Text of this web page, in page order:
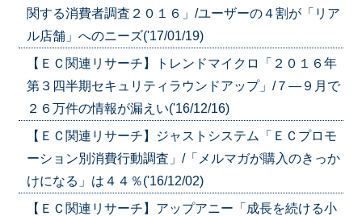
関する消費者調査２０１６」/ユーザーの４割が「リア
ル店舗」へのニーズ('17/01/19)
【ＥＣ関連リサーチ】トレンドマイクロ「２０１６年
第３四半期セキュリティラウンドアップ」/７―９月で
２６万件の情報が漏えい('16/12/16)
【ＥＣ関連リサーチ】ジャストシステム「ＥＣプロモ
ーション別消費行動調査」/「メルマガが購入のきっか
けになる」は４４％('16/12/02)
【ＥＣ関連リサーチ】アップアニー「成長を続ける小